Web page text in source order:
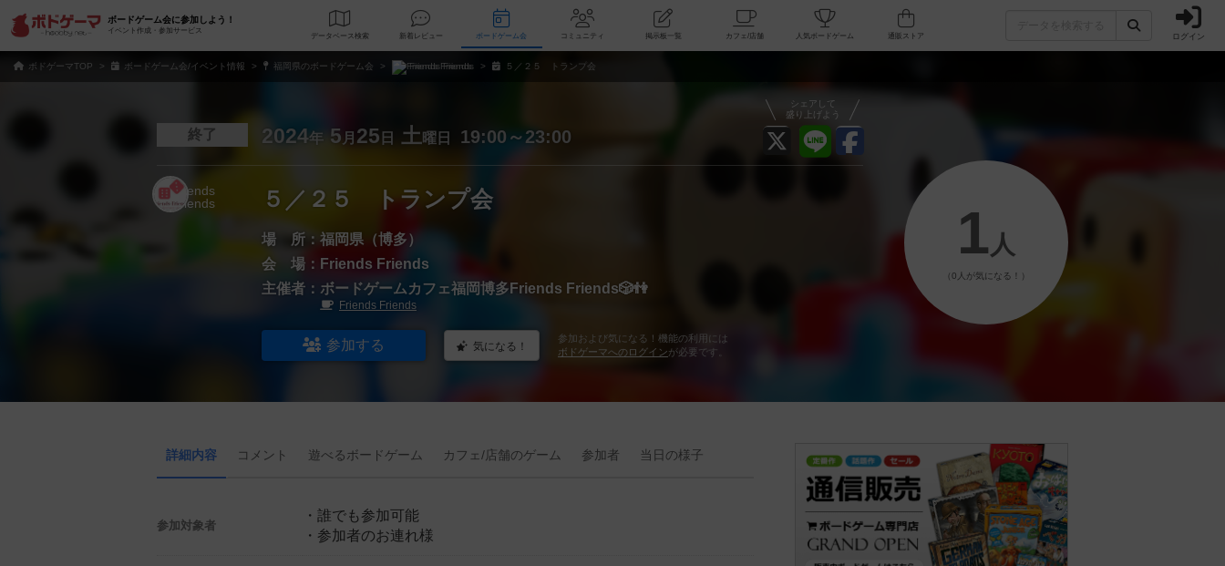
ボードゲーム会に参加しよう！
イベント作成・参加サービス
データベース 検索 新着レビュー ボードゲーム会 コミュニティ 掲示板一覧 カフェ/店舗 人気ボードゲーム ログイン
ボドゲーマTOP ボードゲーム会/イベント情報 福岡県のボードゲーム会 Friends Friends ５／２５ トランプ会
シェアして
盛り上げよう
終了 2024年 5 月 25 日 土 曜日 19:00～23:00
５／２５ トランプ会
場 所： 福岡県（博多）
会 場： Friends Friends
主催者： ボードゲームカフェ福岡博多Friends Friends🎲👫
Friends Friends
参加する 気になる！
参加および気になる！機能の利用には
ボドゲーマへのログインが必要です。
1 人
（0人が気になる！）
詳細内容 コメント 遊べるボードゲーム カフェ/店舗のゲーム 参加者 当日の様子
参加対象者
・誰でも参加可能
・参加者のお連れ様